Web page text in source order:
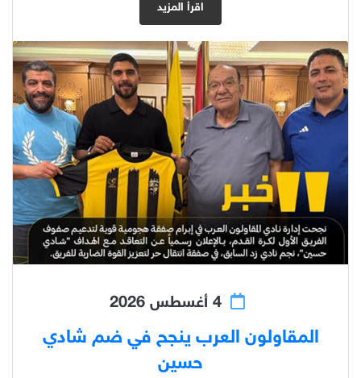
اقرأ المزيد
المقاولون العرب ينجح في ضم شادي
حسين